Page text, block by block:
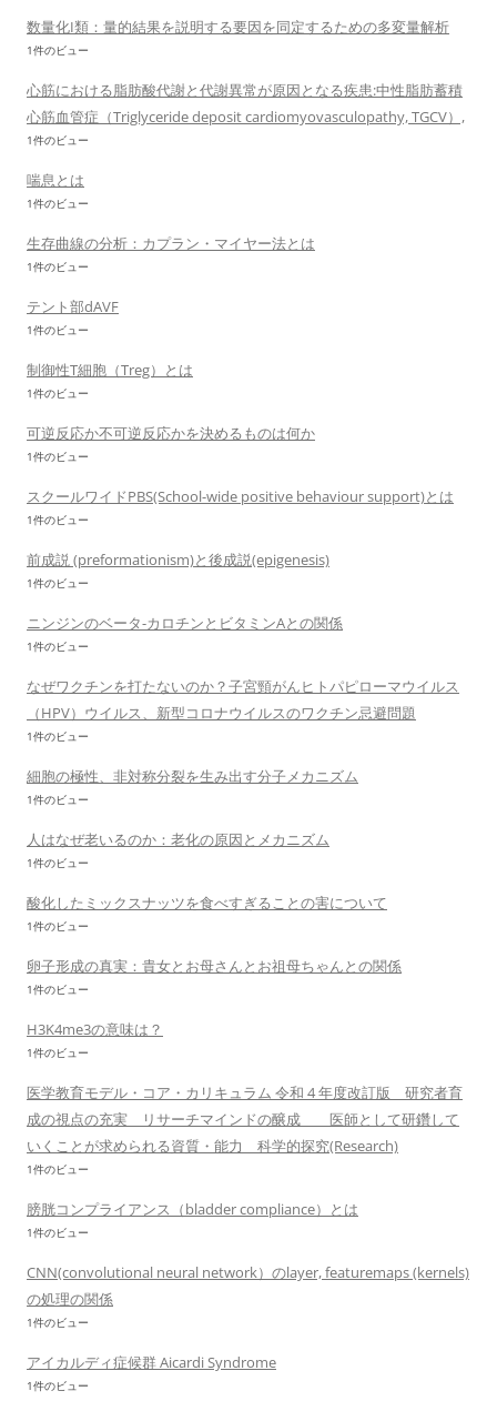
数量化I類：量的結果を説明する要因を同定するための多変量解析
1件のビュー
心筋における脂肪酸代謝と代謝異常が原因となる疾患:中性脂肪蓄積
心筋血管症（Triglyceride deposit cardiomyovasculopathy, TGCV）,
1件のビュー
喘息とは
1件のビュー
生存曲線の分析：カプラン・マイヤー法とは
1件のビュー
テント部dAVF
1件のビュー
制御性T細胞（Treg）とは
1件のビュー
可逆反応か不可逆反応かを決めるものは何か
1件のビュー
スクールワイドPBS(School-wide positive behaviour support)とは
1件のビュー
前成説 (preformationism)と後成説(epigenesis)
1件のビュー
ニンジンのベータ-カロチンとビタミンAとの関係
1件のビュー
なぜワクチンを打たないのか？子宮頸がんヒトパピローマウイルス
（HPV）ウイルス、新型コロナウイルスのワクチン忌避問題
1件のビュー
細胞の極性、非対称分裂を生み出す分子メカニズム
1件のビュー
人はなぜ老いるのか：老化の原因とメカニズム
1件のビュー
酸化したミックスナッツを食べすぎることの害について
1件のビュー
卵子形成の真実：貴女とお母さんとお祖母ちゃんとの関係
1件のビュー
H3K4me3の意味は？
1件のビュー
医学教育モデル・コア・カリキュラム 令和 4 年度改訂版 研究者育
成の視点の充実 リサーチマインドの醸成 医師として研鑽して
いくことが求められる資質・能力 科学的探究(Research)
1件のビュー
膀胱コンプライアンス（bladder compliance）とは
1件のビュー
CNN(convolutional neural network）のlayer, featuremaps (kernels)
の処理の関係
1件のビュー
アイカルディ症候群 Aicardi Syndrome
1件のビュー